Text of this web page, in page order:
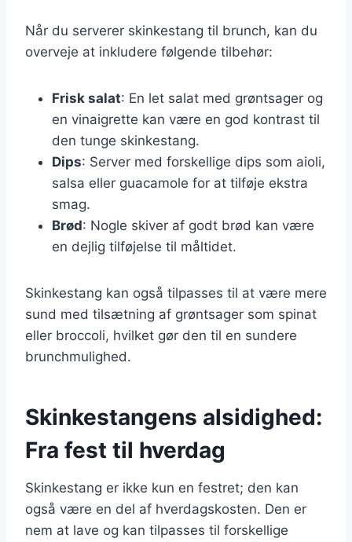
Når du serverer skinkestang til brunch, kan du
overveje at inkludere følgende tilbehør:
Frisk salat: En let salat med grøntsager og
en vinaigrette kan være en god kontrast til
den tunge skinkestang.
Dips: Server med forskellige dips som aioli,
salsa eller guacamole for at tilføje ekstra
smag.
Brød: Nogle skiver af godt brød kan være
en dejlig tilføjelse til måltidet.
Skinkestang kan også tilpasses til at være mere
sund med tilsætning af grøntsager som spinat
eller broccoli, hvilket gør den til en sundere
brunchmulighed.
Skinkestangens alsidighed:
Fra fest til hverdag
Skinkestang er ikke kun en festret; den kan
også være en del af hverdagskosten. Den er
nem at lave og kan tilpasses til forskellige